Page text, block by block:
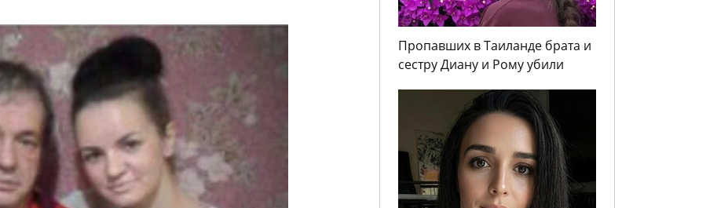
Пропавших в Таиланде брата и
сестру Диану и Рому убили